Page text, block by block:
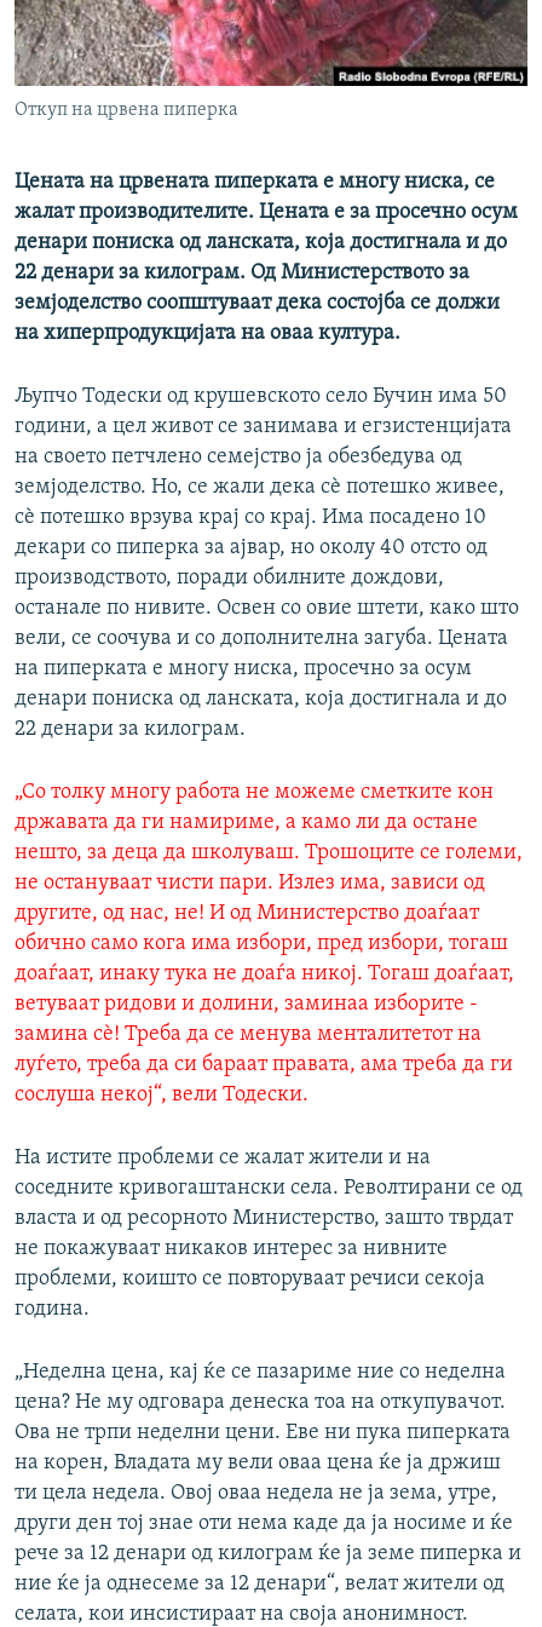
РСЕ веб страници
Откуп на црвена пиперка
Цената на црвената пиперката е многу ниска, се
жалат производителите. Цената е за просечно осум
денари пониска од ланската, која достигнала и до
22 денари за килограм. Од Министерството за
земјоделство соопштуваат дека состојба се должи
на хиперпродукцијата на оваа култура.
Љупчо Тодески од крушевското село Бучин има 50
години, а цел живот се занимава и егзистенцијата
на своето петчлено семејство ја обезбедува од
земјоделство. Но, се жали дека сѐ потешко живее,
сѐ потешко врзува крај со крај. Има посадено 10
декари со пиперка за ајвар, но околу 40 отсто од
производството, поради обилните дождови,
останале по нивите. Освен со овие штети, како што
вели, се соочува и со дополнителна загуба. Цената
на пиперката е многу ниска, просечно за осум
денари пониска од ланската, која достигнала и до
22 денари за килограм.
„Со толку многу работа не можеме сметките кон
државата да ги намириме, а камо ли да остане
нешто, за деца да школуваш. Трошоците се големи,
не остануваат чисти пари. Излез има, зависи од
другите, од нас, не! И од Министерство доаѓаат
обично само кога има избори, пред избори, тогаш
доаѓаат, инаку тука не доаѓа никој. Тогаш доаѓаат,
ветуваат ридови и долини, заминаа изборите -
замина сѐ! Треба да се менува менталитетот на
луѓето, треба да си бараат правата, ама треба да ги
сослуша некој“, вели Тодески.
На истите проблеми се жалат жители и на
соседните кривогаштански села. Револтирани се од
власта и од ресорното Министерство, зашто тврдат
не покажуваaт никаков интерес за нивните
проблеми, коишто се повторуваат речиси секоја
година.
„Неделна цена, кај ќе се пазариме ние со неделна
цена? Не му одговара денеска тоа на откупувачот.
Ова не трпи неделни цени. Еве ни пука пиперката
на корен, Владата му вели оваа цена ќе ја држиш
ти цела недела. Овој оваа недела не ја зема, утре,
други ден тој знае оти нема каде да ја носиме и ќе
рече за 12 денари од килограм ќе ја земе пиперка и
ние ќе ја однесеме за 12 денари“, велат жители од
селата, кои инсистираат на своја анонимност.